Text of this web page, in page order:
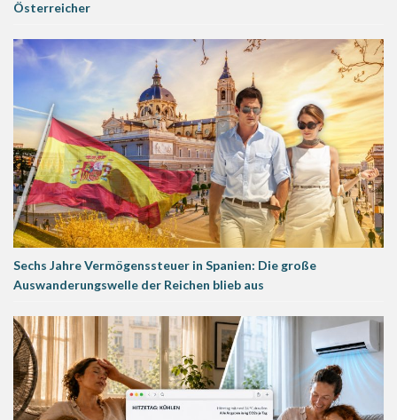
Österreicher
Sechs Jahre Vermögenssteuer in Spanien: Die große
Auswanderungswelle der Reichen blieb aus